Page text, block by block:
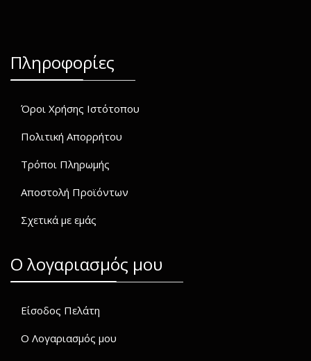
Πληροφορίες
Όροι Χρήσης Ιστότοπου
Πολιτική Απορρήτου
Τρόποι Πληρωμής
Αποστολή Προϊόντων
Σχετικά με εμάς
O λογαριασμός μου
Είσοδος Πελάτη
Ο Λογαριασμός μου